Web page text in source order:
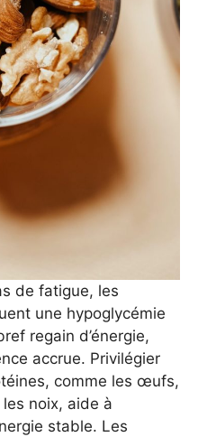
de fatigue, les
une hypoglycémie
regain d’énergie,
accrue. Privilégier
comme les œufs,
noix, aide à
stable. Les